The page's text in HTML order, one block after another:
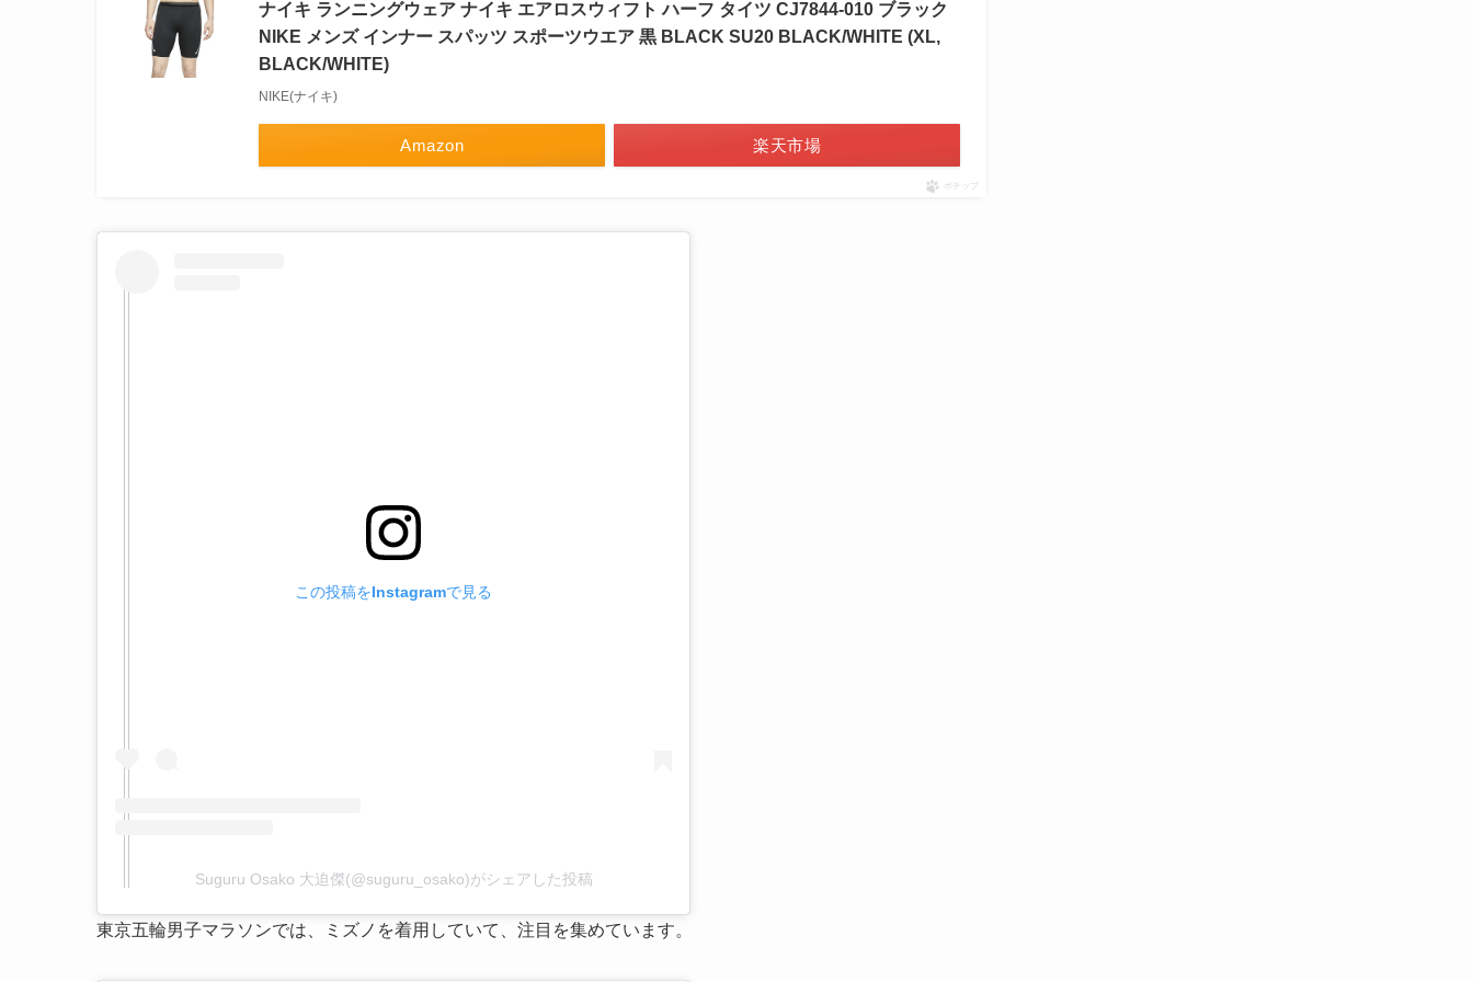
ナイキ ランニングウェア ナイキ エアロスウィフト ハーフ タイツ CJ7844-010 ブラック
NIKE メンズ インナー スパッツ スポーツウエア 黒 BLACK SU20 BLACK/WHITE (XL,
BLACK/WHITE)
NIKE(ナイキ)
Amazon 楽天市場
ポチップ
この投稿をInstagramで見る
Suguru Osako 大迫傑(@suguru_osako)がシェアした投稿
東京五輪男子マラソンでは、ミズノを着用していて、注目を集めています。